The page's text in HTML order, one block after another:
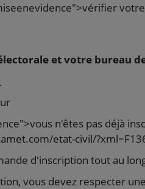
et votre bureau
n'êtes pas déjà
etat-civil/
d'inscription tout au
vous devez respecter